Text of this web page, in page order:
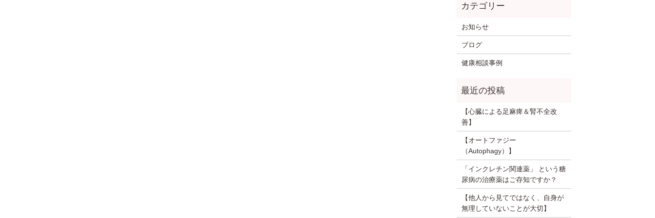
お知らせ
ブログ
健康相談事例
【心臓による足麻痺＆腎不全改
善】
【オートファジー
（Autophagy）】
「インクレチン関連薬」 という糖
尿病の治療薬はご存知ですか？
【他人から見てではなく、自身が
無理していないことが大切】